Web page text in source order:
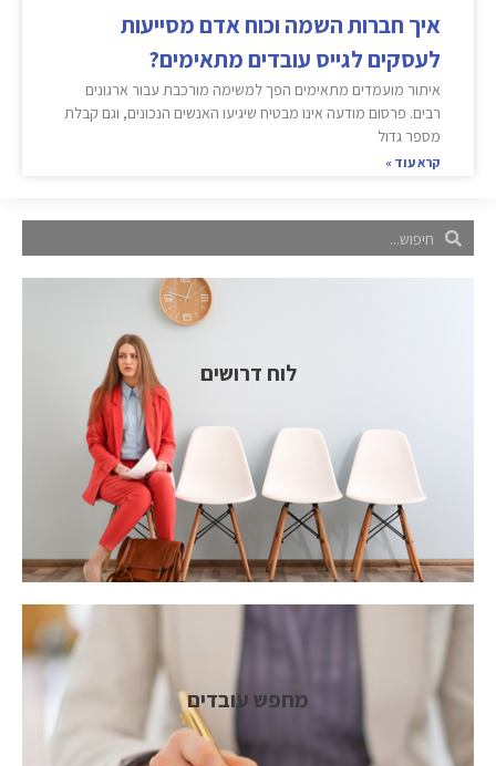
איך חברות השמה וכוח אדם מסייעות
לעסקים לגייס עובדים מתאימים?
איתור מועמדים מתאימים הפך למשימה מורכבת עבור ארגונים
רבים. פרסום מודעה אינו מבטיח שיגיעו האנשים הנכונים, וגם קבלת
מספר גדול
קרא עוד »
לוח דרושים
מחפש עובדים